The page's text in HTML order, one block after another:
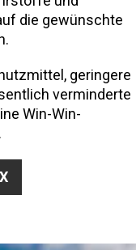
die gewünschte
geringere
verminderte
Win-Win-